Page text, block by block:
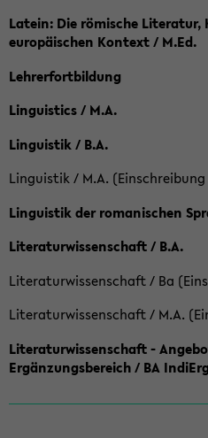
Latein: Die römische
europäischen Kontext / M.Ed.
Lehrerfortbildung
Linguistics / M.A.
Linguistik / B.A.
Linguistik / M.A. (Einschreibung
Linguistik der romanischen
Literaturwissenschaft / B.A.
Literaturwissenschaft / Ba
Literaturwissenschaft / M.A.
Literaturwissenschaft -
Ergänzungsbereich / BA